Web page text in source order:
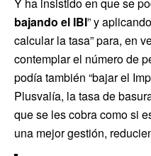
Y ha insistido en que se
bajando el IBI” y
calcular la tasa” para, en
contemplar el número de
podía también “bajar el
Plusvalía, la tasa de
que se les cobra como si
una mejor gestión,